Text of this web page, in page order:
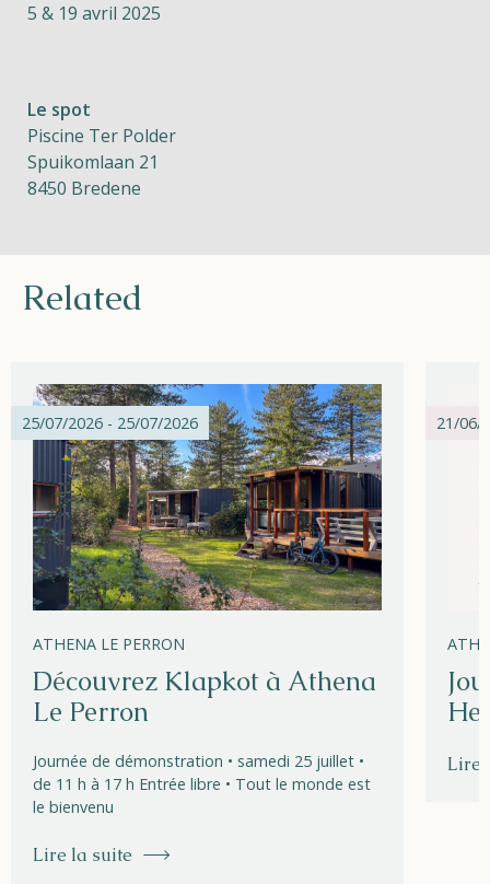
5 & 19 avril 2025
Le spot
Piscine Ter Polder
Spuikomlaan 21
8450 Bredene
Related
25/07/2026 - 25/07/2026
ATHENA LE PERRON
Découvrez Klapkot à Athena
Le Perron
Journée de démonstration • samedi 25 juillet •
de 11 h à 17 h Entrée libre • Tout le monde est
le bienvenu
Lire la suite
21/06/
Lire